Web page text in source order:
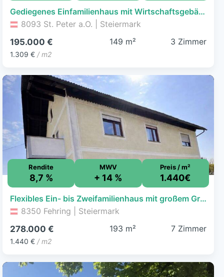
Gediegenes Einfamilienhaus mit Wirtschaftsgebäude in St. Peter am Ottersbach
8093 St. Peter a.O. | Steiermark
195.000 €
1.309 € / m2
149 m² 3 Zimmer
Rendite
8,7 %
MWV
+ 14 %
Preis / m²
1.440€
Flexibles Ein- bis Zweifamilienhaus mit großem Grundstück – ideal für Familien oder als Investment
8350 Fehring | Steiermark
278.000 €
1.440 € / m2
193 m² 7 Zimmer